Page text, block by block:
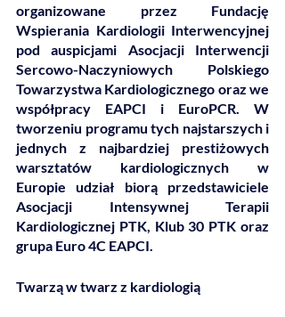
organizowane przez Fundację
Wspierania Kardiologii Interwencyjnej
pod auspicjami Asocjacji Interwencji
Sercowo-Naczyniowych Polskiego
Towarzystwa Kardiologicznego oraz we
współpracy EAPCI i EuroPCR. W
tworzeniu programu tych najstarszych i
jednych z najbardziej prestiżowych
warsztatów kardiologicznych w
Europie udział biorą przedstawiciele
Asocjacji Intensywnej Terapii
Kardiologicznej PTK, Klub 30 PTK oraz
grupa Euro 4C EAPCI.
Twarzą w twarz z kardiologią